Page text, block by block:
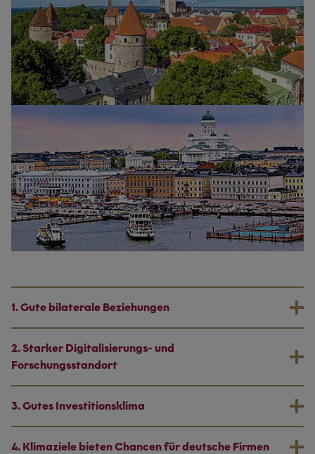
1. Gute bilaterale Beziehungen
2. Starker Digitalisierungs- und
Forschungsstandort
3. Gutes Investitionsklima
4. Klimaziele bieten Chancen für deutsche Firmen